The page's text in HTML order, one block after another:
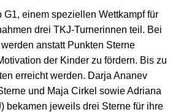
G1, einem speziellen Wettkampf für
drei TKJ-Turnerinnen teil. Bei
anstatt Punkten Sterne
der Kinder zu fördern. Bis zu
erreicht werden. Darja Ananev
und Maja Cirkel sowie Adriana
bekamen jeweils drei Sterne für ihre